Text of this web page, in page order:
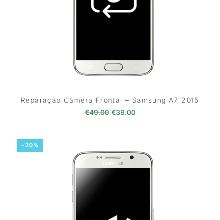
Reparação Câmera Frontal – Samsung A7 2015
€49.00 O preço original era: €49.00.
€39.00O preço atual é:
-20%